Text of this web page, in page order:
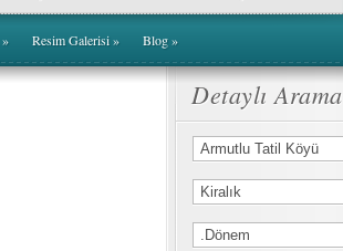
» Resim Galerisi» Blog»
Detaylı Arama